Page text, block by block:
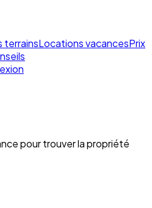
terrainsLocations vacancesPrix
pour trouver la propriété